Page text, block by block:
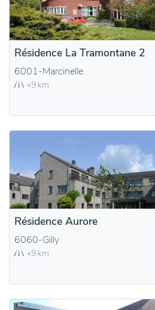
Résidence La Tramontane 2
6001-Marcinelle
+9 km
Résidence Aurore
6060-Gilly
+9 km